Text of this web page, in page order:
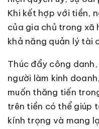
Khi kết hợp với tiền,
của gia chủ trong xã
khả năng quản lý tài
Thúc đẩy công
người làm kinh
muốn thăng tiến
trên tiền có thể giúp
kính trọng và mang